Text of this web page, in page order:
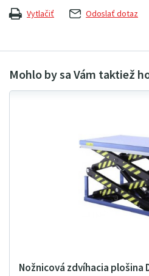
Vytlačiť Odoslať dotaz
Nožnicová zdvíhacia plošina